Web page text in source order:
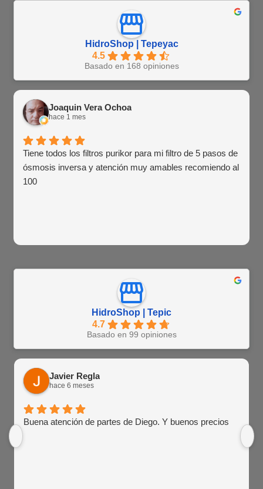
HidroShop | Tepeyac
4.5
Basado en 168 opiniones
Joaquin Vera Ochoa
hace 1 mes
Tiene todos los filtros purikor para mi filtro de 5 pasos de
ósmosis inversa y atención muy amables recomiendo al
100
HidroShop | Tepic
4.7
Basado en 99 opiniones
Javier Regla
hace 6 meses
Buena atención de partes de Diego. Y buenos precios